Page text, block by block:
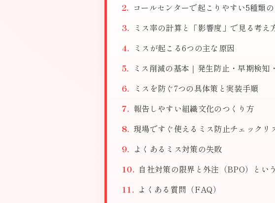
コールセンターで起こりやすい5種類
ミス率の計算と「影響度」で見る考え
ミスが起こる6つの主な原因
ミス削減の基本｜発生防止・早期検知
ミスを防ぐ7つの具体策と実装手順
報告しやすい組織文化のつくり方
現場ですぐ使えるミス防止チェックリ
よくあるミス対策の失敗
自社対策の限界と外注（BPO）とい
よくある質問（FAQ）